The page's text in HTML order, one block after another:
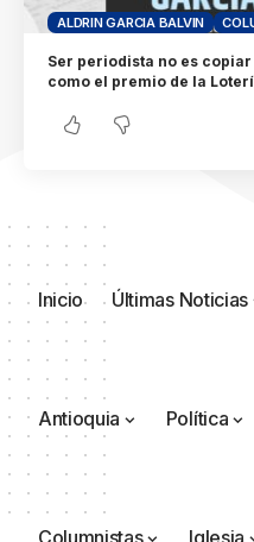
ALDRIN GARCIA BALVIN
Ser periodista no es
como el premio de la
Inicio Últimas Noticias
Antioquia Política